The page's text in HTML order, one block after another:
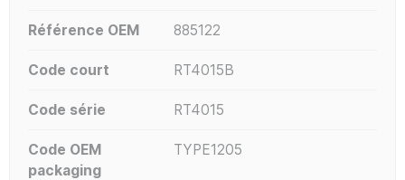
Référence OEM 885122
Code court RT4015B
Code série RT4015
Code OEM
packaging
TYPE1205